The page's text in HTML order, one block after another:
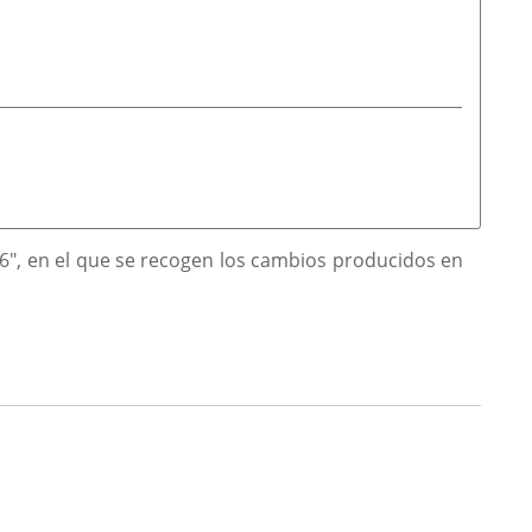
en el que se recogen los cambios producidos en